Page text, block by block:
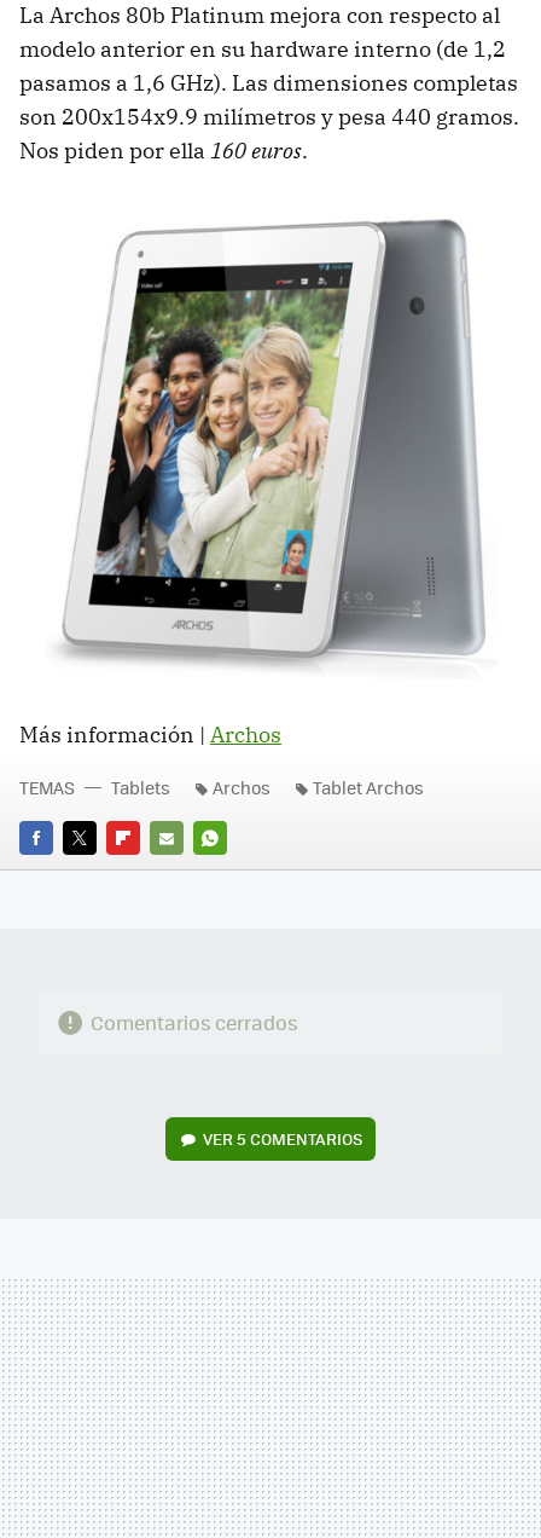
La Archos 80b Platinum mejora con respecto al
modelo anterior en su hardware interno (de 1,2
pasamos a 1,6 GHz). Las dimensiones completas
son 200x154x9.9 milímetros y pesa 440 gramos.
Nos piden por ella 160 euros.
Más información | Archos
FACEBOOK
TWITTERFLIPBOARD
E-
WHATSAPP
TEMAS Tablets Archos Tablet Archos
Comentarios cerrados
VER5 COMENTARIOS